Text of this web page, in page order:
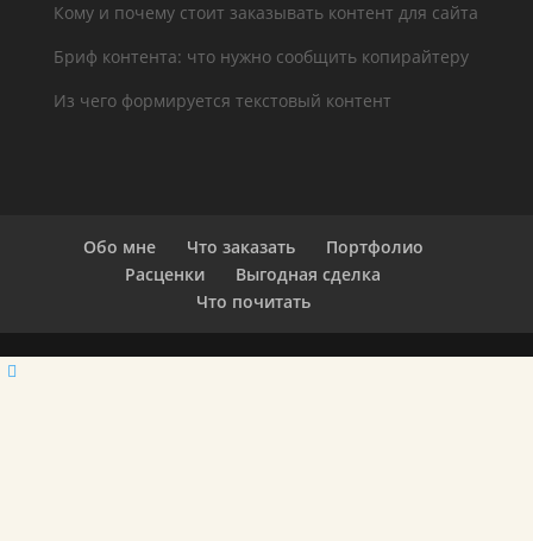
Кому и почему стоит заказывать контент для сайта
Бриф контента: что нужно сообщить копирайтеру
Из чего формируется текстовый контент
Обо мне Что заказать
Портфолио
Расценки
Выгодная сделка
Что почитать